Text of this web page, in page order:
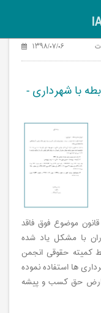
۱۳۹۸/۰۷/۰۶
با شهرداری -
موضوع فوق فاقد
با مشکل یاد شده
کمیته حقوقی انجمن
ها استفاده نموده
حق کسب و پیشه